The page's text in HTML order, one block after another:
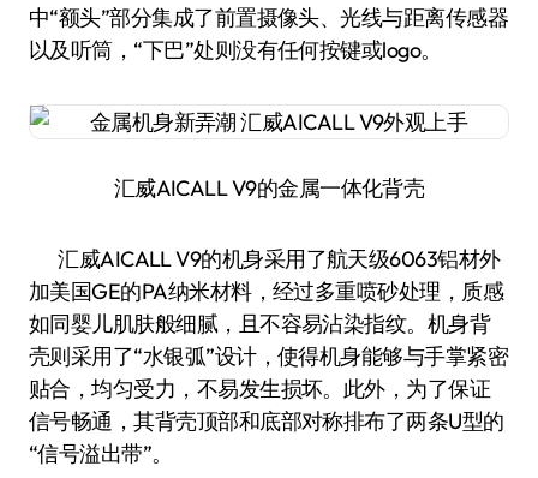
中“额头”部分集成了前置摄像头、光线与距离传感器
以及听筒，“下巴”处则没有任何按键或logo。
汇威AICALL V9的金属一体化背壳
汇威AICALL V9的机身采用了航天级6063铝材外
加美国GE的PA纳米材料，经过多重喷砂处理，质感
如同婴儿肌肤般细腻，且不容易沾染指纹。机身背
壳则采用了“水银弧”设计，使得机身能够与手掌紧密
贴合，均匀受力，不易发生损坏。此外，为了保证
信号畅通，其背壳顶部和底部对称排布了两条U型的
“信号溢出带”。